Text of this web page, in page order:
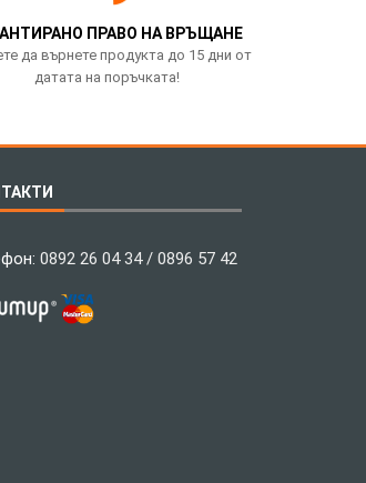
ПРАВО НА ВРЪЩАНЕ
да върнете продукта до 15 дни от
датата на поръчката!
0892 26 04 34 / 0896 57 42